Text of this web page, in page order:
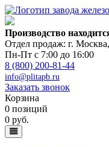
Производство
Отдел продаж: г. Москва,
Пн-Пт с 7:00 до 16:00
8 (800) 200-81-44
info@plitapb.ru
Заказать звонок
Корзина
0 позиций
0 руб.